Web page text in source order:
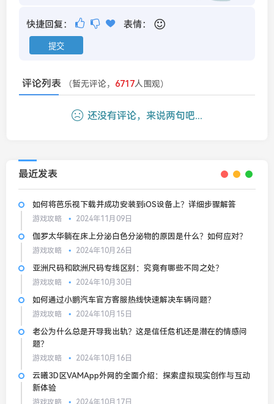
快捷回复： 表情：
评论列表 （暂无评论， 6717人围观）
还没有评论，来说两句吧...
最近发表
如何将芭乐视下载并成功安装到iOS设备上？详细步骤解答
游戏攻略 2024年11月09日
伽罗太华躺在床上分泌白色分泌物的原因是什么？如何应对？
游戏攻略 2024年10月26日
亚洲尺码和欧洲尺码专线区别：究竟有哪些不同之处？
游戏攻略 2024年10月30日
如何通过小鹏汽车官方客服热线快速解决车辆问题？
游戏攻略 2024年10月15日
老公为什么总是开导我出轨？这是信任危机还是潜在的情感问
题？
游戏攻略 2024年10月16日
云曦3D区VAMApp外网的全面介绍：探索虚拟现实创作与互动
新体验
游戏攻略 2024年10月17日